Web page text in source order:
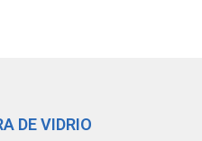
DE VIDRIO